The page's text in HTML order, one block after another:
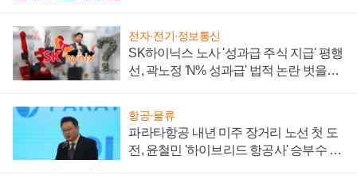
전자·전기·정보통신
SK하이닉스 노사 '성과급 주식 지급' 평행
선, 곽노정 'N% 성과급' 법적 논란 벗을지
항공·물류
파라타항공 내년 미주 장거리 노선 첫 도
전, 윤철민 '하이브리드 항공사' 승부수 통